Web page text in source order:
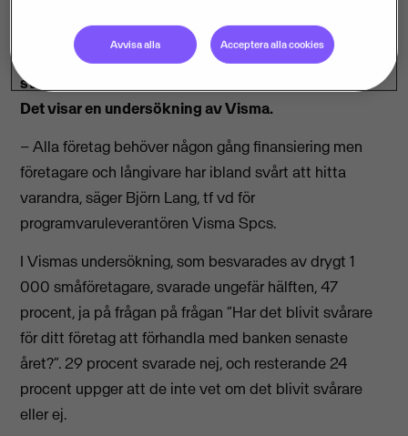
Varannan småföretagare upplever att det blivit
svårare att förhandla med banken det senaste året.
Det visar en undersökning av Visma.
– Alla företag behöver någon gång finansiering men
företagare och långivare har ibland svårt att hitta
varandra, säger Björn Lang, tf vd för
programvaruleverantören Visma Spcs.
I Vismas undersökning, som besvarades av drygt 1
000 småföretagare, svarade ungefär hälften, 47
procent, ja på frågan på frågan ”Har det blivit svårare
för ditt företag att förhandla med banken senaste
året?”. 29 procent svarade nej, och resterande 24
procent uppger att de inte vet om det blivit svårare
eller ej.
Avvisa alla Acceptera alla cookies